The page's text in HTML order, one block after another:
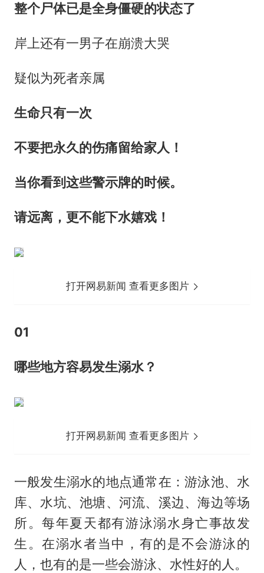
整个尸体已是全身僵硬的状态了
岸上还有一男子在崩溃大哭
疑似为死者亲属
生命只有一次
不要把永久的伤痛留给家人！
当你看到这些警示牌的时候。
请远离，更不能下水嬉戏！
打开网易新闻 查看更多图片
01
哪些地方容易发生溺水？
打开网易新闻 查看更多图片
一般发生溺水的地点通常在：游泳池、水
库、水坑、池塘、河流、溪边、海边等场
所。每年夏天都有游泳溺水身亡事故发
生。在溺水者当中，有的是不会游泳的
人，也有的是一些会游泳、水性好的人。